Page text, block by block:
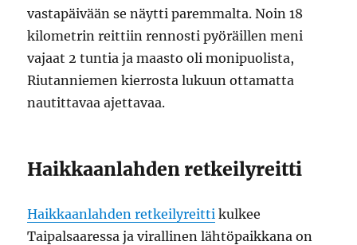
vastapäivään se näytti paremmalta. Noin 18
kilometrin reittiin rennosti pyöräillen meni
vajaat 2 tuntia ja maasto oli monipuolista,
Riutanniemen kierrosta lukuun ottamatta
nautittavaa ajettavaa.
Haikkaanlahden retkeilyreitti
Haikkaanlahden retkeilyreitti kulkee
Taipalsaaressa ja virallinen lähtöpaikkana on